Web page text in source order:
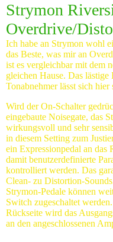
Strymon
Overdrive/
Ich habe an Strymon wohl
das Beste, was mir an
ist es vergleichbar mit dem
gleichen Hause. Das
Tonabnehmer lässt sich
Wird der On-Schalter
eingebaute Noisegate, das
wirkungsvoll und sehr
in diesem Setting zum
ein Expressionpedal an
damit benutzerdefinierte
kontrolliert werden. Das
Clean- zu Distortion-
Strymon-Pedale können
Switch zugeschaltet
Rückseite wird das
an den angeschlossenen